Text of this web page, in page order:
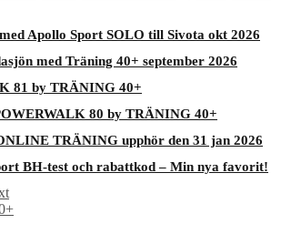
Apollo Sport SOLO till Sivota okt 2026
med Träning 40+ september 2026
81 by TRÄNING 40+
80 by TRÄNING 40+
TRÄNING upphör den 31 jan 2026
BH-test och rabattkod – Min nya favorit!